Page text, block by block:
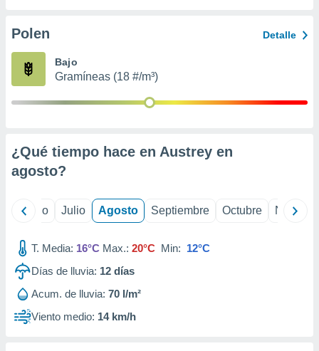
e
mediante
de
1199
Polen Detalle
Bajo
Gramíneas (18 #/m³)
¿Qué tiempo hace en Austrey en
agosto?
Junio Julio Agosto Septiembre Octubre
T. Media: 16°C Max.: 20°C Min: 12°C
Días de lluvia: 12 días
Acum. de lluvia: 70 l/m²
Viento medio: 14 km/h